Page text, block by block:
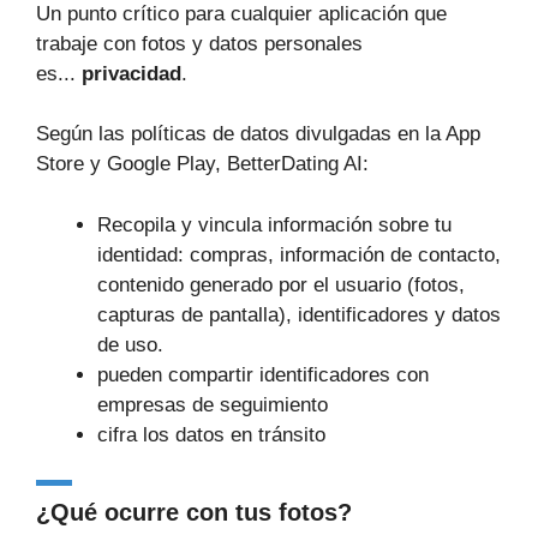
Un punto crítico para cualquier aplicación que
trabaje con fotos y datos personales
es... privacidad.
Según las políticas de datos divulgadas en la App
Store y Google Play, BetterDating AI:
Recopila y vincula información sobre tu
identidad: compras, información de contacto,
contenido generado por el usuario (fotos,
capturas de pantalla), identificadores y datos
de uso.
pueden compartir identificadores con
empresas de seguimiento
cifra los datos en tránsito
¿Qué ocurre con tus fotos?